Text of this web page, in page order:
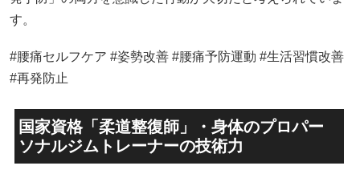
す。
#腰痛セルフケア #姿勢改善 #腰痛予防運動 #生活習慣改善
#再発防止
国家資格「柔道整復師」・身体のプロパー
ソナルジムトレーナーの技術力